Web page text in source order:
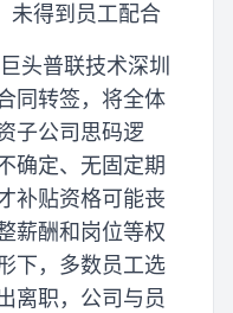
未得到员工配合
头普联技术深圳
同转签，将全体
子公司思码逻
确定、无固定期
补贴资格可能丧
薪酬和岗位等权
下，多数员工选
离职，公司与员